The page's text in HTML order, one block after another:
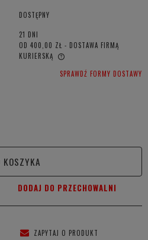
DOSTĘPNY
21 DNI
OD 400,00 ZŁ - DOSTAWA FIRMĄ
KURIERSKĄ
KOSZTÓW PŁATNOŚCISPRAWDŹ FORMY DOSTAWY
KOSZYKA
DODAJ DO PRZECHOWALNI
ZAPYTAJ O PRODUKT